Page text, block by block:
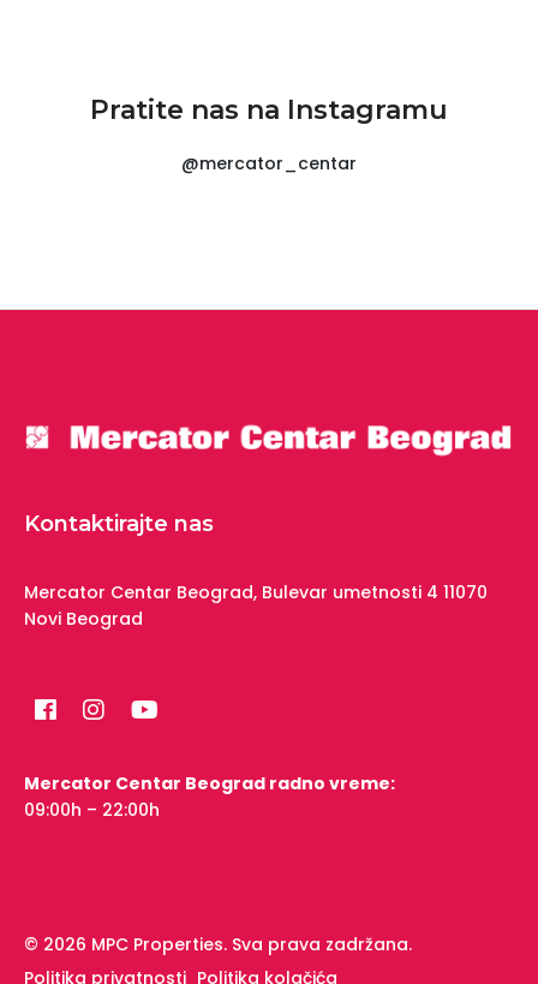
Pratite nas na Instagramu
@mercator_centar
Kontaktirajte nas
Mercator Centar Beograd, Bulevar umetnosti 4 11070
Novi Beograd
Mercator Centar Beograd radno vreme:
09:00h – 22:00h
© 2026 MPC Properties. Sva prava zadržana.
Politika privatnosti Politika kolačića